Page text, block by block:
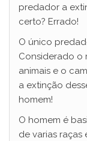
predador a
certo? Errado!
O único
Considerado o
animais e o
a extinção
homem!
O homem é
de varias raças